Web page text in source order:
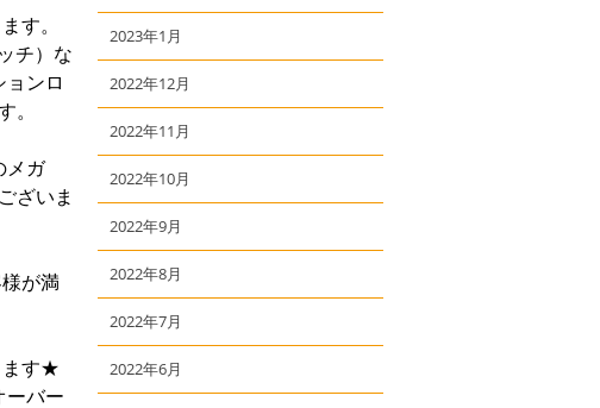
す。
チ）な
ンロ
メガ
ざいま
が満
ます★
ーバー
2023年1月
2022年12月
2022年11月
2022年10月
2022年9月
2022年8月
2022年7月
2022年6月